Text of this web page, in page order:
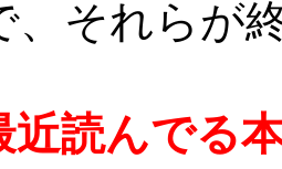
、それらが
読んでる